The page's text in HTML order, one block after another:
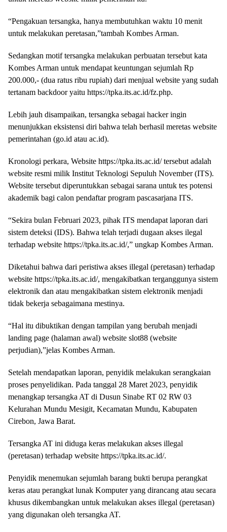
“Pengakuan tersangka, hanya membutuhkan waktu 10 menit
untuk melakukan peretasan,”tambah Kombes Arman.
Sedangkan motif tersangka melakukan perbuatan tersebut kata
Kombes Arman untuk mendapat keuntungan sejumlah Rp
200.000,- (dua ratus ribu rupiah) dari menjual website yang sudah
tertanam backdoor yaitu https://tpka.its.ac.id/fz.php.
Lebih jauh disampaikan, tersangka sebagai hacker ingin
menunjukkan eksistensi diri bahwa telah berhasil meretas website
pemerintahan (go.id atau ac.id).
Kronologi perkara, Website https://tpka.its.ac.id/ tersebut adalah
website resmi milik Institut Teknologi Sepuluh November (ITS).
Website tersebut diperuntukkan sebagai sarana untuk tes potensi
akademik bagi calon pendaftar program pascasarjana ITS.
“Sekira bulan Februari 2023, pihak ITS mendapat laporan dari
sistem deteksi (IDS). Bahwa telah terjadi dugaan akses ilegal
terhadap website https://tpka.its.ac.id/,” ungkap Kombes Arman.
Diketahui bahwa dari peristiwa akses illegal (peretasan) terhadap
website https://tpka.its.ac.id/, mengakibatkan terganggunya sistem
elektronik dan atau mengakibatkan sistem elektronik menjadi
tidak bekerja sebagaimana mestinya.
“Hal itu dibuktikan dengan tampilan yang berubah menjadi
landing page (halaman awal) website slot88 (website
perjudian),”jelas Kombes Arman.
Setelah mendapatkan laporan, penyidik melakukan serangkaian
proses penyelidikan. Pada tanggal 28 Maret 2023, penyidik
menangkap tersangka AT di Dusun Sinabe RT 02 RW 03
Kelurahan Mundu Mesigit, Kecamatan Mundu, Kabupaten
Cirebon, Jawa Barat.
Tersangka AT ini diduga keras melakukan akses illegal
(peretasan) terhadap website https://tpka.its.ac.id/.
Penyidik menemukan sejumlah barang bukti berupa perangkat
keras atau perangkat lunak Komputer yang dirancang atau secara
khusus dikembangkan untuk melakukan akses illegal (peretasan)
yang digunakan oleh tersangka AT.